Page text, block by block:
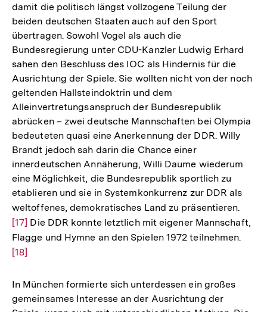
damit die politisch längst vollzogene Teilung der
beiden deutschen Staaten auch auf den Sport
übertragen. Sowohl Vogel als auch die
Bundesregierung unter CDU-Kanzler Ludwig Erhard
sahen den Beschluss des IOC als Hindernis für die
Ausrichtung der Spiele. Sie wollten nicht von der noch
geltenden Hallsteindoktrin und dem
Alleinvertretungsanspruch der Bundesrepublik
abrücken – zwei deutsche Mannschaften bei Olympia
bedeuteten quasi eine Anerkennung der DDR. Willy
Brandt jedoch sah darin die Chance einer
innerdeutschen Annäherung, Willi Daume wiederum
eine Möglichkeit, die Bundesrepublik sportlich zu
etablieren und sie in Systemkonkurrenz zur DDR als
weltoffenes, demokratisches Land zu präsentieren.
der
[17] Die DDR konnte letztlich mit eigener Mannschaft,
Flagge und Hymne an den Spielen 1972 teilnehmen.
[18]
In München formierte sich unterdessen ein großes
gemeinsames Interesse an der Ausrichtung der